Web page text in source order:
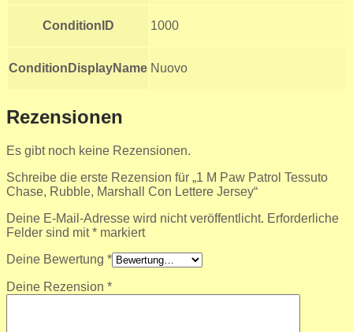
ConditionID 1000
ConditionDisplayName Nuovo
Rezensionen
Es gibt noch keine Rezensionen.
Schreibe die erste Rezension für „1 M Paw Patrol Tessuto
Chase, Rubble, Marshall Con Lettere Jersey“
Deine E-Mail-Adresse wird nicht veröffentlicht. Erforderliche
Felder sind mit* markiert
Deine Bewertung *
Deine Rezension *